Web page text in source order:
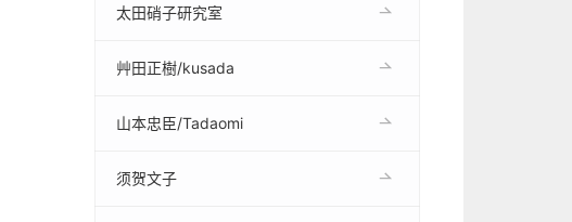
太田硝子研究室
艸田正樹/kusada
山本忠臣/Tadaomi
须贺文子